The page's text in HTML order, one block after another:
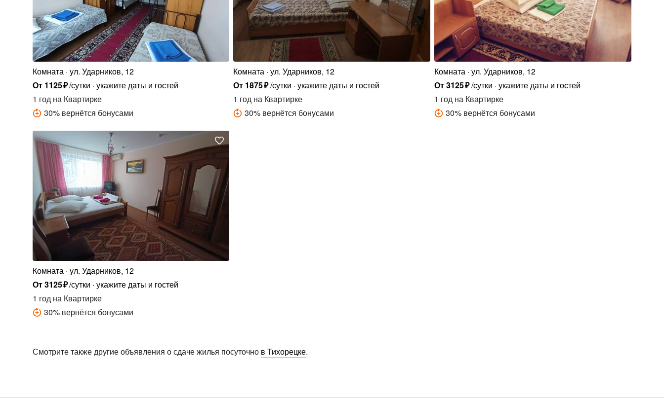
Комната ул. Ударников, 12
От 1125₽/сутки укажите даты и гостей
1 годна Квартирке
30% вернётся бонусами
Комната ул. Ударников, 12
От 1875₽/сутки укажите даты и гостей
1 год на Квартирке
30% вернётся бонусами
Комната ул. Ударников, 12
От3125₽/сутки укажите даты и гостей
1 год на Квартирке
30% вернётся бонусами
Комната ул. Ударников, 12
От3125₽/сутки укажите даты и гостей
1 годна Квартирке
30% вернётся бонусами
Смотрите также другие объявления о сдаче жилья посуточно в Тихорецке.